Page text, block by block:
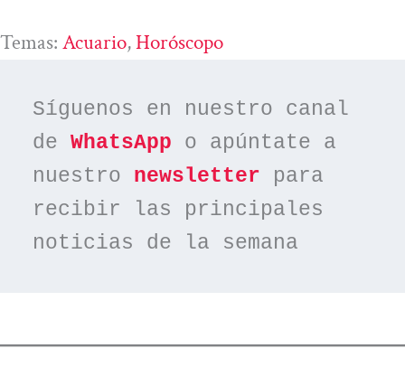
Temas: Acuario, Horóscopo
Síguenos en nuestro canal
de WhatsApp o apúntate a
nuestro newsletter para
recibir las principales
noticias de la semana